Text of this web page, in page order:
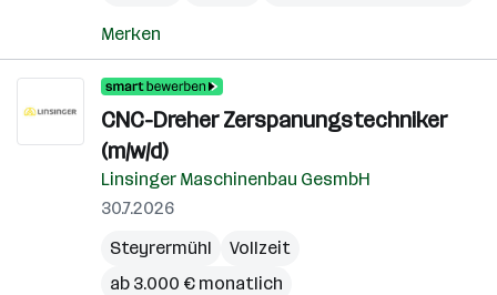
Merken
CNC-Dreher Zerspanungstechniker
(m/w/d)
Linsinger Maschinenbau GesmbH
30.7.2026
Steyrermühl
Vollzeit
ab 3.000 € monatlich